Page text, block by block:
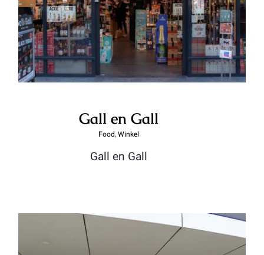
Gall en Gall
Gall en Gall
Food,Winkel
Gall en Gall